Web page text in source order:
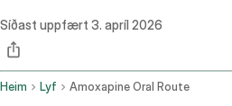
Síðast uppfært 3. apríl 2026
Heim Lyf Amoxapine Oral Route